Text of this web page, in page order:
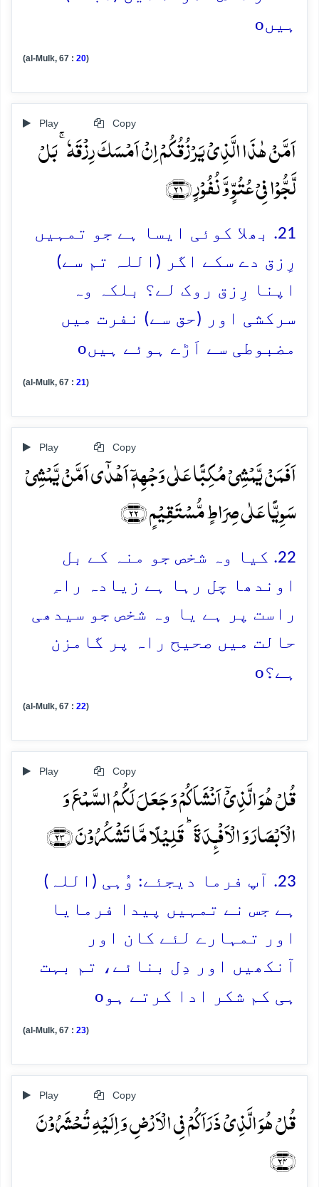
ہیںo
(al-Mulk, 67 : 20)
Play Copy
اَمَّنۡ ہٰذَا الَّذِیۡ یَرۡزُقُکُمۡ اِنۡ اَمۡسَکَ رِزۡقَہٗ ۚ بَلۡ
لَّجُّوۡا فِیۡ عُتُوٍّ وَّ نُفُوۡرٍ ﴿۲۱﴾
21. بھلا کوئی ایسا ہے جو تمہیں
رِزق دے سکے اگر (اللہ تم سے)
اپنا رِزق روک لے؟ بلکہ وہ
سرکشی اور (حق سے) نفرت میں
مضبوطی سے اَڑے ہوئے ہیںo
(al-Mulk, 67 : 21)
Play Copy
اَفَمَنۡ یَّمۡشِیۡ مُکِبًّا عَلٰی وَجۡہِہٖۤ اَہۡدٰۤی اَمَّنۡ یَّمۡشِیۡ
سَوِیًّا عَلٰی صِرَاطٍ مُّسۡتَقِیۡمٍ ﴿۲۲﴾
22. کیا وہ شخص جو منہ کے بل
اوندھا چل رہا ہے زیادہ راہِ
راست پر ہے یا وہ شخص جو سیدھی
حالت میں صحیح راہ پر گامزن
ہے؟o
(al-Mulk, 67 : 22)
Play Copy
قُلۡ ہُوَ الَّذِیۡۤ اَنۡشَاَکُمۡ وَ جَعَلَ لَکُمُ السَّمۡعَ وَ
الۡاَبۡصَارَ وَ الۡاَفۡـِٕدَۃَ ؕ قَلِیۡلًا مَّا تَشۡکُرُوۡنَ ﴿۲۳﴾
23. آپ فرما دیجئے: وُہی (اللہ)
ہے جس نے تمہیں پیدا فرمایا
اور تمہارے لئے کان اور
آنکھیں اور دِل بنائے، تم بہت
ہی کم شکر ادا کرتے ہو o
(al-Mulk, 67 : 23)
Play Copy
قُلۡ ہُوَ الَّذِیۡ ذَرَاَکُمۡ فِی الۡاَرۡضِ وَ اِلَیۡہِ تُحۡشَرُوۡنَ
﴿۲۴﴾